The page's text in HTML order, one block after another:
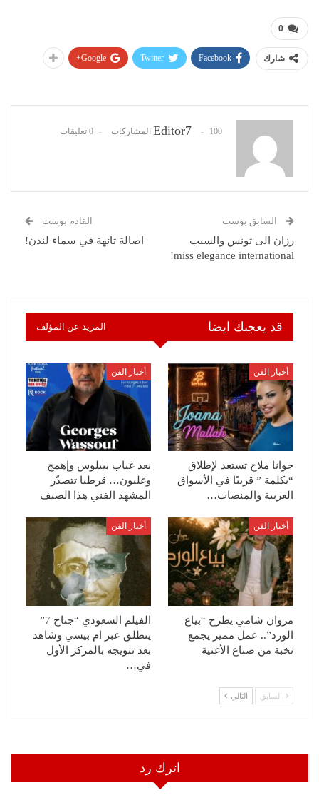
0
شارك Facebook
Twitter
Google+
Editor7 100 المشاركات 0 تعليقات
السابق بوست
رزان الى تونس والسبب
miss elegance international!
القادم بوست
اصالة تائهة في سماء لندن!
قد يعجبك ايضا المزيد عن المؤلف
أخبار الفن
جوانا ملاح تستعد لإطلاق
“بكلمة ” قريبًا في الأسواق
العربية والمنصات…
أخبار الفن
بعد غياب بيبلوس وإهمج
وغلبون… قرطبا تتصدّر
المشهد الفني هذا الصيف
أخبار الفن
مروان شامي يطرح “بياع
الورد”.. عمل مميز يجمع
نخبة من صناع الأغنية
أخبار الفن
الفيلم السعودي “جناح 7”
ينطلق عبر ام بيسي وشاهد
بعد تتويجه بالمركز الأول
في…
السابق التالي
اترك رد